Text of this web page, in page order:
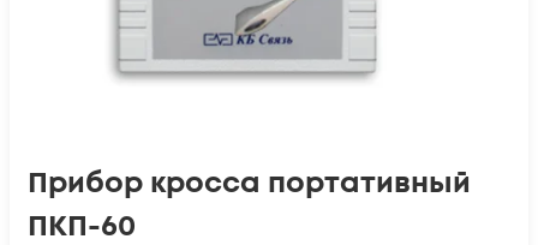
Прибор кросса портативный
ПКП-60